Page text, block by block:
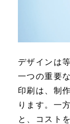
デザインは
一つの重要
印刷は、制
ります。一
と、コスト